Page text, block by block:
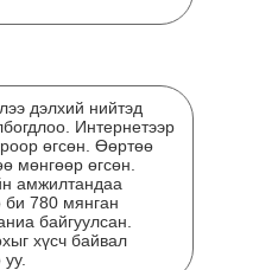
дэлхий нийтэд
Интернетээр
өгсөн. Өөртөө
мөнгөөр өгсөн.
амжилтандаа
780 мянган
байгуулсан.
хүсч байвал